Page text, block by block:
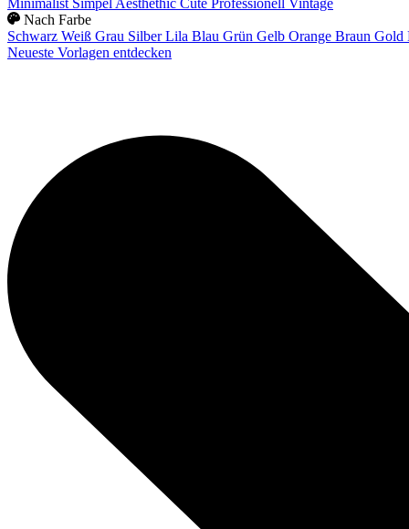
Minimalist Simpel Aesthethic Cute Professionell Vintage
Nach Farbe
Schwarz Weiß Grau Silber Lila Blau Grün Gelb Orange Braun Gold
Neueste Vorlagen entdecken